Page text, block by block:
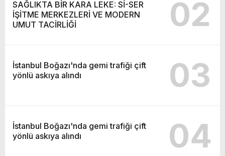
SAĞLIKTA BİR KARA LEKE: Sİ-SER
İŞİTME MERKEZLERİ VE MODERN
UMUT TACİRLİĞİ
02
İstanbul Boğazı'nda gemi trafiği çift
yönlü askıya alındı
03
İstanbul Boğazı'nda gemi trafiği çift
yönlü askıya alındı
04